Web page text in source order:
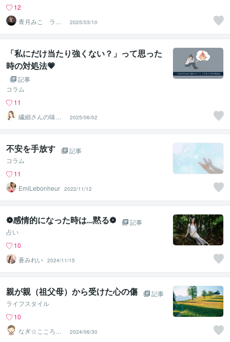
12
青月みこ ライ
フクリエイター
2025/03/10
「私にだけ当たり強くない？」って思った
時の対処法💗
記事
コラム
11
繊細さんの味方
♡全肯定セラピ
宇宙人まなみ
2025/06/02
不安を手放す
記事
コラム
11
EmiLebonheur 2022/11/12
❁感情的になった時は...黙る❁
記事
占い
10
蒼みれい 2024/11/15
親が親（祖父母）から受けた心の傷
記事
ライフスタイル
10
なぎ☆こころの
薬箱
2024/06/30